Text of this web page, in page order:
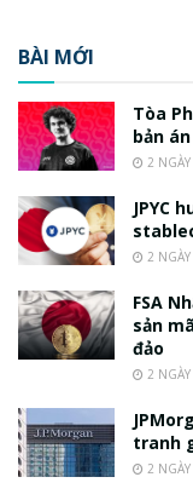
BÀI MỚI
Tòa
bản
2
JPYC
2
FSA
sản
đảo
2
tranh
2